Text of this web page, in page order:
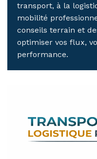
transport, à la
mobilité
conseils terrain et
optimiser vos flux,
performance.